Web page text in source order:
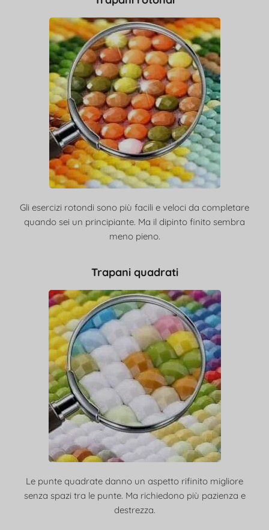
Gli esercizi rotondi sono più facili e veloci da completare
quando sei un principiante. Ma il dipinto finito sembra
meno pieno.
Trapani quadrati
Le punte quadrate danno un aspetto rifinito migliore
senza spazi tra le punte. Ma richiedono più pazienza e
destrezza.